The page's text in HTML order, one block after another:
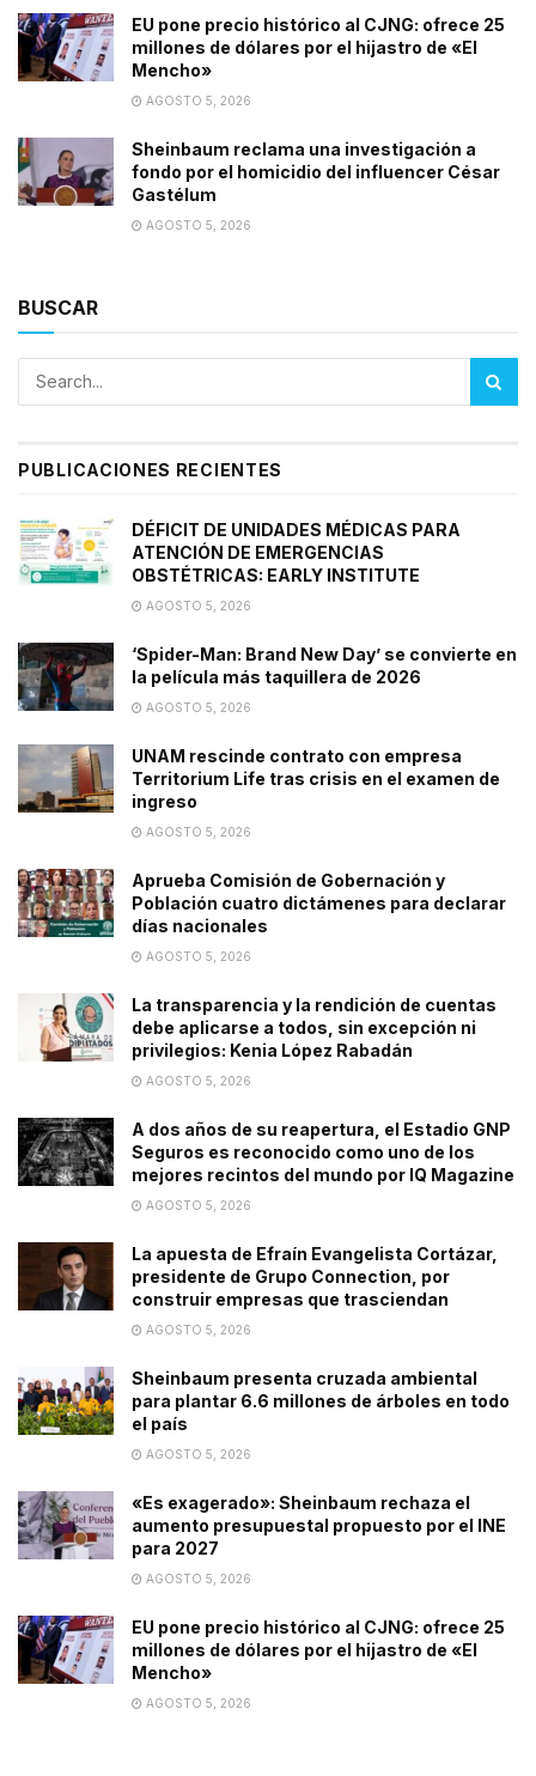
EU pone precio histórico al CJNG: ofrece 25
millones de dólares por el hijastro de «El
Mencho»
AGOSTO 5, 2026
Sheinbaum reclama una investigación a
fondo por el homicidio del influencer César
Gastélum
AGOSTO 5, 2026
BUSCAR
PUBLICACIONES RECIENTES
DÉFICIT DE UNIDADES MÉDICAS PARA
ATENCIÓN DE EMERGENCIAS
OBSTÉTRICAS: EARLY INSTITUTE
AGOSTO 5, 2026
‘Spider-Man: Brand New Day’ se convierte en
la película más taquillera de 2026
AGOSTO 5, 2026
UNAM rescinde contrato con empresa
Territorium Life tras crisis en el examen de
ingreso
AGOSTO 5, 2026
Aprueba Comisión de Gobernación y
Población cuatro dictámenes para declarar
días nacionales
AGOSTO 5, 2026
La transparencia y la rendición de cuentas
debe aplicarse a todos, sin excepción ni
privilegios: Kenia López Rabadán
AGOSTO 5, 2026
A dos años de su reapertura, el Estadio GNP
Seguros es reconocido como uno de los
mejores recintos del mundo por IQ Magazine
AGOSTO 5, 2026
La apuesta de Efraín Evangelista Cortázar,
presidente de Grupo Connection, por
construir empresas que trasciendan
AGOSTO 5, 2026
Sheinbaum presenta cruzada ambiental
para plantar 6.6 millones de árboles en todo
el país
AGOSTO 5, 2026
«Es exagerado»: Sheinbaum rechaza el
aumento presupuestal propuesto por el INE
para 2027
AGOSTO 5, 2026
EU pone precio histórico al CJNG: ofrece 25
millones de dólares por el hijastro de «El
Mencho»
AGOSTO 5, 2026